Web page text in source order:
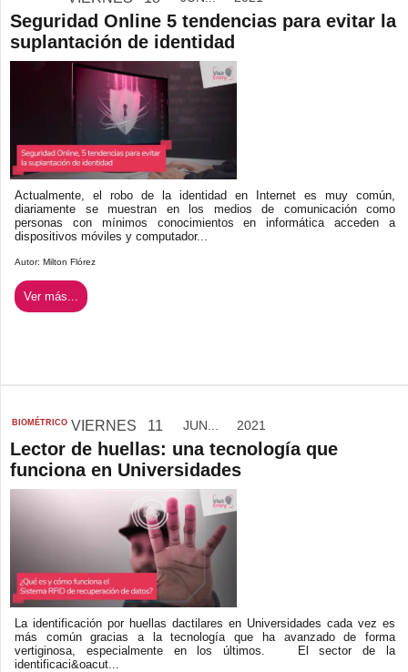
Seguridad Online 5 tendencias para evitar la
suplantación de identidad
Actualmente, el robo de la identidad en Internet es muy común,
diariamente se muestran en los medios de comunicación como
personas con mínimos conocimientos en informática acceden a
dispositivos móviles y computador...
Autor: Milton Flórez
Ver más...
BIOMÉTRICO VIERNES 11 JUN... 2021
Lector de huellas: una tecnología que
funciona en Universidades
La identificación por huellas dactilares en Universidades cada vez es
más común gracias a la tecnología que ha avanzado de forma
vertiginosa, especialmente en los últimos. El sector de la
identificaci&oacut...